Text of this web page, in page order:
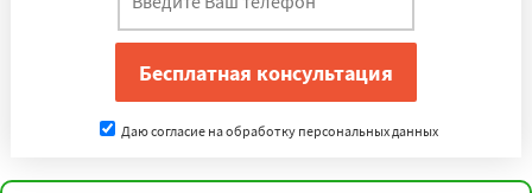
Даю согласие на обработку персональных данных